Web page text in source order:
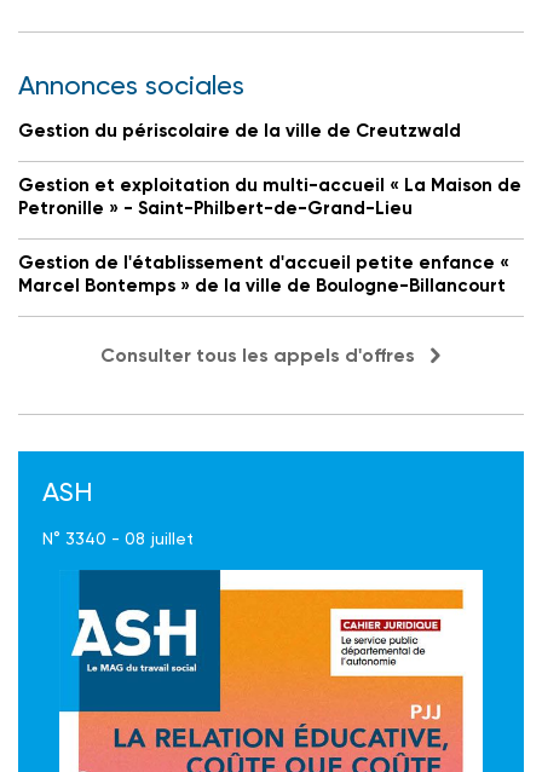
Annonces sociales
Gestion du périscolaire de la ville de Creutzwald
Gestion et exploitation du multi-accueil « La Maison de
Petronille » - Saint-Philbert-de-Grand-Lieu
Gestion de l'établissement d'accueil petite enfance «
Marcel Bontemps » de la ville de Boulogne-Billancourt
Consulter tous les appels d'offres
ASH
N° 3340 - 08 juillet